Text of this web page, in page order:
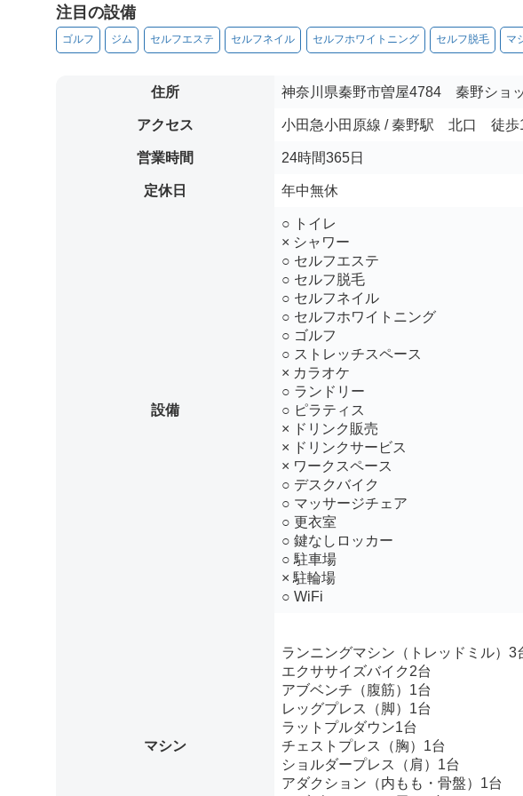
注目の設備
ゴルフ ジム セルフエステ セルフネイル セルフホワイトニング セルフ脱毛 マ
住所 神奈川県秦野市曽屋4784 秦野ショ
アクセス 小田急小田原線 / 秦野駅 北口 徒歩
営業時間 24時間365日
定休日 年中無休
設備
○ トイレ
× シャワー
○ セルフエステ
○ セルフ脱毛
○ セルフネイル
○ セルフホワイトニング
○ ゴルフ
○ ストレッチスペース
× カラオケ
○ ランドリー
○ ピラティス
× ドリンク販売
× ドリンクサービス
× ワークスペース
○ デスクバイク
○ マッサージチェア
○ 更衣室
○ 鍵なしロッカー
○ 駐車場
× 駐輪場
○ WiFi
マシン
ランニングマシン（トレッドミル）3
エクササイズバイク2台
アブベンチ（腹筋）1台
レッグプレス（脚）1台
ラットプルダウン1台
チェストプレス（胸）1台
ショルダープレス（肩）1台
アダクション（内もも・骨盤）1台